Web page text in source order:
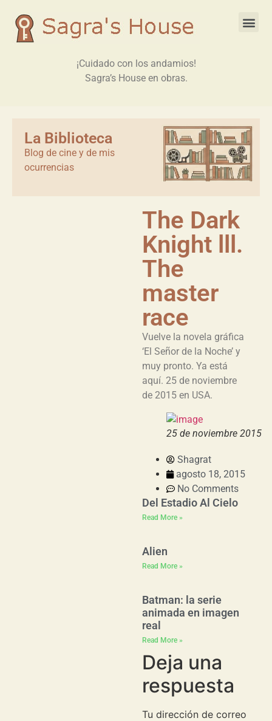
¡Cuidado con los andamios!
Sagra’s House en obras.
La Biblioteca
Blog de cine y de mis
ocurrencias
The Dark
Knight lll.
The
master
race
Vuelve la novela gráfica
‘El Señor de la Noche’ y
muy pronto. Ya está
aquí. 25 de noviembre
de 2015 en USA.
25 de noviembre 2015
Shagrat
agosto 18, 2015
No Comments
Del Estadio Al Cielo
Read More »
Alien
Read More »
Batman: la serie
animada en imagen
real
Read More »
Deja una
respuesta
Tu dirección de correo